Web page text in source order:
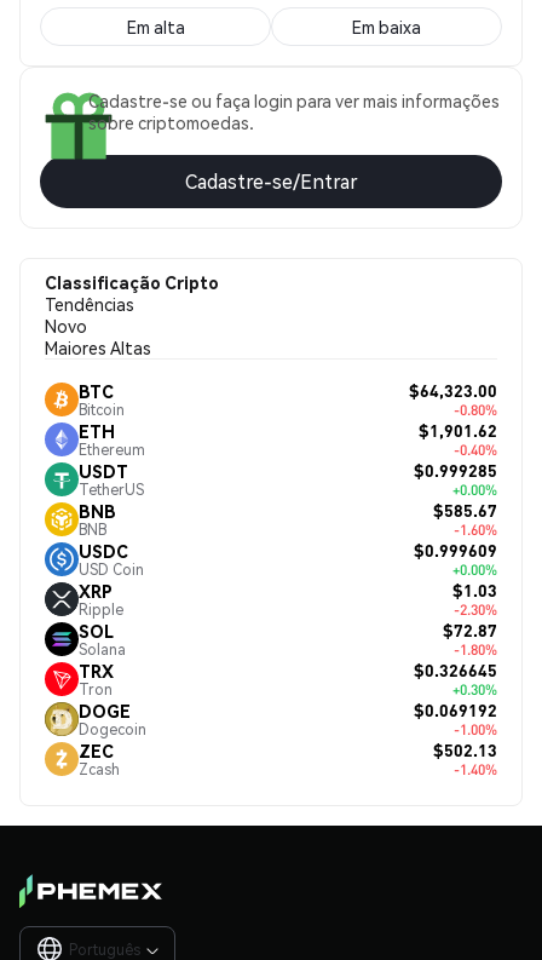
Em alta Em baixa
Cadastre-se ou faça login para ver mais informações
sobre criptomoedas.
Cadastre-se/Entrar
Classificação Cripto
Tendências
Novo
Maiores Altas
BTC
Bitcoin
$64,323.00
-0.80%
ETH
Ethereum
$1,901.62
-0.40%
USDT
TetherUS
$0.999285
+0.00%
BNB
BNB
$585.67
-1.60%
USDC
USD Coin
$0.999609
+0.00%
XRP
Ripple
$1.03
-2.30%
SOL
Solana
$72.87
-1.80%
TRX
Tron
$0.326645
+0.30%
DOGE
Dogecoin
$0.069192
-1.00%
ZEC
Zcash
$502.13
-1.40%
Português 